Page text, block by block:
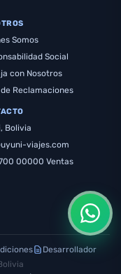
Somos
Social
con Nosotros
Reclamaciones
Bolivia
viajes.com
00000 Ventas
Desarrollador